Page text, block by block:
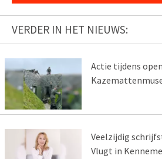
VERDER IN HET NIEUWS:
Actie tijdens
Veelzijdig
Vlugt in